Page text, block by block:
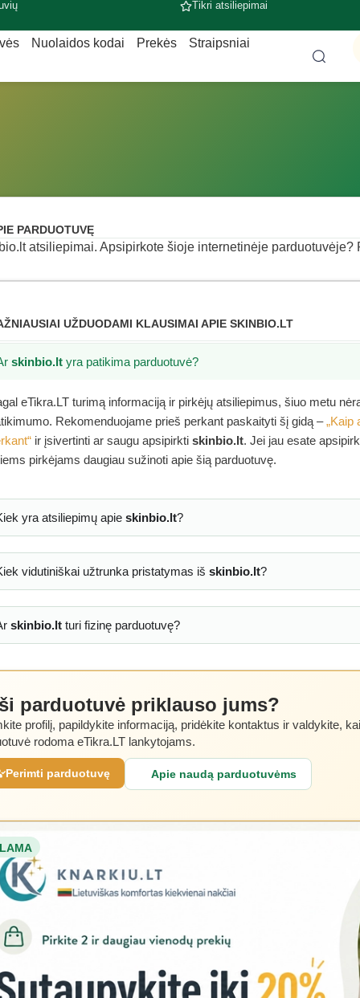
Tikri atsiliepimai
Nuolaidos kodai Prekės Straipsniai
PARDUOTUVĘ
atsiliepimai. Apsipirkote šioje internetinėje
UŽDUODAMI KLAUSIMAI APIE SKINBIO.LT
skinbio.lt yra patikima parduotuvė?
eTikra.LT turimą informaciją ir pirkėjų atsiliepimus, šiuo metu
Rekomenduojame prieš perkant paskaityti šį gidą –„Kaip
ir įsivertinti ar saugu apsipirkti skinbio.lt. Jei jau esate
pirkėjams daugiau sužinoti apie šią parduotuvę.
yra atsiliepimų apie skinbio.lt?
vidutiniškai užtrunka pristatymas iš skinbio.lt?
skinbio.ltturi fizinę parduotuvę?
parduotuvė priklauso jums?
profilį, papildykite informaciją, pridėkite kontaktus ir valdykite,
rodoma eTikra.LT lankytojams.
Perimti parduotuvę Apie naudą parduotuvėms